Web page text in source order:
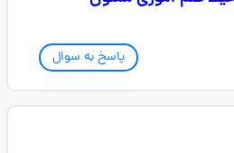
پاسخ به سوال